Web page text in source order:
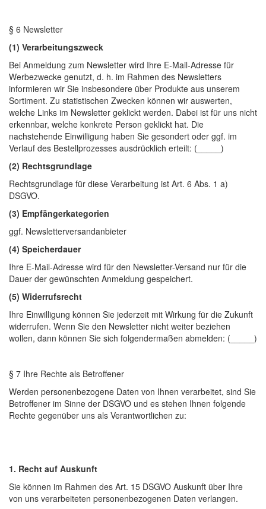
§ 6 Newsletter
(1) Verarbeitungszweck
Bei Anmeldung zum Newsletter wird Ihre E-Mail-Adresse für
Werbezwecke genutzt, d. h. im Rahmen des Newsletters
informieren wir Sie insbesondere über Produkte aus unserem
Sortiment. Zu statistischen Zwecken können wir auswerten,
welche Links im Newsletter geklickt werden. Dabei ist für uns nicht
erkennbar, welche konkrete Person geklickt hat. Die
nachstehende Einwilligung haben Sie gesondert oder ggf. im
Verlauf des Bestellprozesses ausdrücklich erteilt: (_____)
(2) Rechtsgrundlage
Rechtsgrundlage für diese Verarbeitung ist Art. 6 Abs. 1 a)
DSGVO.
(3) Empfängerkategorien
ggf. Newsletterversandanbieter
(4) Speicherdauer
Ihre E-Mail-Adresse wird für den Newsletter-Versand nur für die
Dauer der gewünschten Anmeldung gespeichert.
(5) Widerrufsrecht
Ihre Einwilligung können Sie jederzeit mit Wirkung für die Zukunft
widerrufen. Wenn Sie den Newsletter nicht weiter beziehen
wollen, dann können Sie sich folgendermaßen abmelden: (_____)
§ 7 Ihre Rechte als Betroffener
Werden personenbezogene Daten von Ihnen verarbeitet, sind Sie
Betroffener im Sinne der DSGVO und es stehen Ihnen folgende
Rechte gegenüber uns als Verantwortlichen zu:
1. Recht auf Auskunft
Sie können im Rahmen des Art. 15 DSGVO Auskunft über Ihre
von uns verarbeiteten personenbezogenen Daten verlangen.